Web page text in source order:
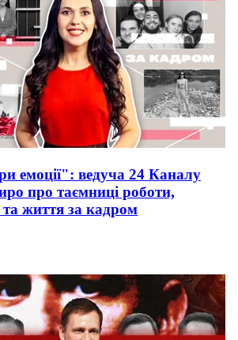
емоції": ведуча 24 Каналу
про таємниці роботи,
та життя за кадром